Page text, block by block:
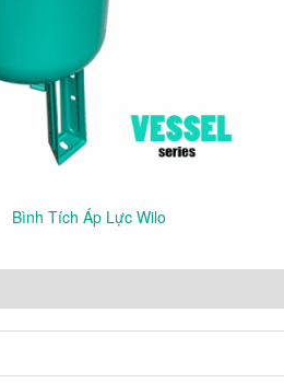
Bình Tích Áp Lực Wilo